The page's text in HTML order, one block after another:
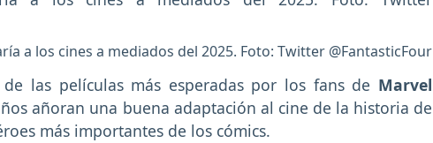
a los cines a mediados del 2025. Foto: Twitter @FantasticFour
las películas más esperadas por los fans de Marvel
añoran una buena adaptación al cine de la historia de
más importantes de los cómics.